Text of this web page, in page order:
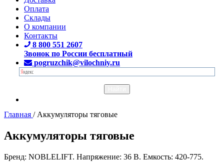
Оплата
Склады
О компании
Контакты
8 800 551 2607
Звонок по России бесплатный
pogruzchik@vilochniy.ru
Главная / Аккумуляторы тяговые
Аккумуляторы тяговые
Бренд: NOBLELIFT. Напряжение: 36 В. Емкость: 420-775.